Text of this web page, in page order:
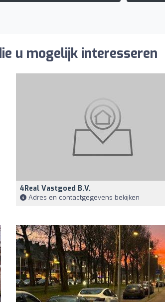
u mogelijk interesseren
4Real Vastgoed B.V.
Adres en contactgegevens bekijken